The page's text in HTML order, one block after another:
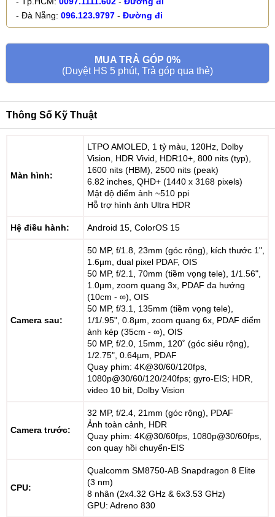
- Đà Nẵng: 096.123.9797 - Đường đi
MUA TRẢ GÓP 0%
(Duyệt HS 5 phút, Trả góp qua thẻ)
Thông Số Kỹ Thuật
Màn hình:
LTPO AMOLED, 1 tỷ màu, 120Hz, Dolby
Vision, HDR Vivid, HDR10+, 800 nits (typ),
1600 nits (HBM), 2500 nits (peak)
6.82 inches, QHD+ (1440 x 3168 pixels)
Mật độ điểm ảnh ~510 ppi
Hỗ trợ hình ảnh Ultra HDR
Hệ điều hành: Android 15, ColorOS 15
Camera sau:
50 MP, f/1.8, 23mm (góc rộng), kích thước 1",
1.6µm, dual pixel PDAF, OIS
50 MP, f/2.1, 70mm (tiềm vọng tele), 1/1.56",
1.0µm, zoom quang 3x, PDAF đa hướng
(10cm - ∞), OIS
50 MP, f/3.1, 135mm (tiềm vọng tele),
1/1/.95", 0.8µm, zoom quang 6x, PDAF điểm
ảnh kép (35cm - ∞), OIS
50 MP, f/2.0, 15mm, 120˚ (góc siêu rộng),
1/2.75", 0.64µm, PDAF
Quay phim: 4K@30/60/120fps,
1080p@30/60/120/240fps; gyro-EIS; HDR,
video 10 bit, Dolby Vision
Camera trước:
32 MP, f/2.4, 21mm (góc rộng), PDAF
Ảnh toàn cảnh, HDR
Quay phim: 4K@30/60fps, 1080p@30/60fps,
con quay hồi chuyển-EIS
CPU:
Qualcomm SM8750-AB Snapdragon 8 Elite
(3 nm)
8 nhân (2x4.32 GHz & 6x3.53 GHz)
GPU: Adreno 830